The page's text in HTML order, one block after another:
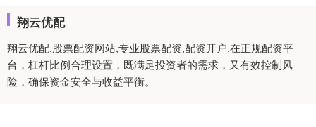
翔云优配
翔云优配,股票配资网站,专业股票配资,配资开户,在正规配资平
台，杠杆比例合理设置，既满足投资者的需求，又有效控制风
险，确保资金安全与收益平衡。